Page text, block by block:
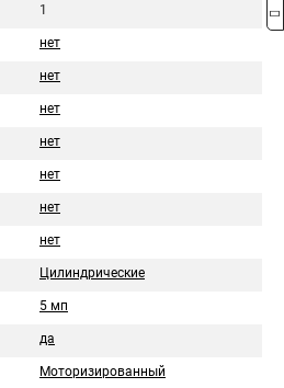
1
нет
нет
нет
нет
нет
нет
нет
Цилиндрические
5 мп
да
Моторизированный